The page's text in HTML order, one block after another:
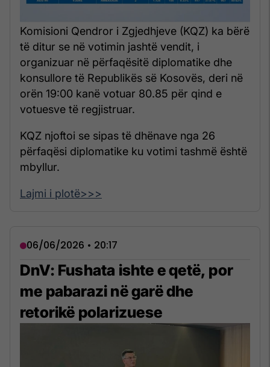
Komisioni Qendror i Zgjedhjeve (KQZ) ka bërë
të ditur se në votimin jashtë vendit, i
organizuar në përfaqësitë diplomatike dhe
konsullore të Republikës së Kosovës, deri në
orën 19:00 kanë votuar 80.85 për qind e
votuesve të regjistruar.
KQZ njoftoi se sipas të dhënave nga 26
përfaqësi diplomatike ku votimi tashmë është
mbyllur.
Lajmi i plotë>>>
06/06/2026 • 20:17
DnV: Fushata ishte e qetë, por
me pabarazi në garë dhe
retorikë polarizuese